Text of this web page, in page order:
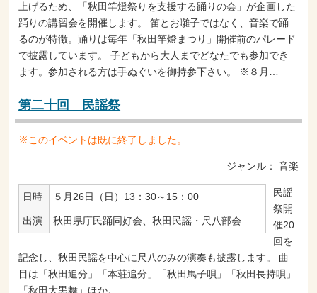
上げるため、「秋田竿燈祭りを支援する踊りの会」が企画した
踊りの講習会を開催します。 笛とお囃子ではなく、音楽で踊
るのが特徴。踊りは毎年「秋田竿燈まつり」開催前のパレード
で披露しています。 子どもから大人までどなたでも参加でき
ます。参加される方は手ぬぐいを御持参下さい。 ※８月…
第二十回 民謡祭
※このイベントは既に終了しました。
ジャンル： 音楽
日時 ５月26日（日）13：30～15：00
出演 秋田県庁民踊同好会、秋田民謡・尺八部会
民謡
祭開
催20
回を
記念し、秋田民謡を中心に尺八のみの演奏も披露します。 曲
目は「秋田追分」「本荘追分」「秋田馬子唄」「秋田長持唄」
「秋田大黒舞」ほか。